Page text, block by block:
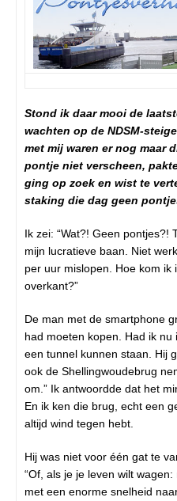
Stond ik daar mooi de
wachten op de NDSM-
met mij waren er nog maar
pontje niet verscheen,
ging op zoek en wist te
staking die dag geen
Ik zei: “Wat?! Geen pontjes?!
mijn lucratieve baan. Niet
per uur mislopen. Hoe kom ik
overkant?”
De man met de smartphone
had moeten kopen. Had ik
een tunnel kunnen staan. Hij
ook de Shellingwoudebrug
om.” Ik antwoordde dat het
En ik ken die brug, echt een
altijd wind tegen hebt.
Hij was niet voor één gat te
“Of, als je je leven wilt
met een enorme snelheid